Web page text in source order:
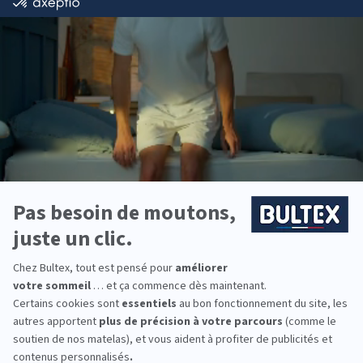
Simplifiez-vous la nuit et optez pour
gamme Bultex